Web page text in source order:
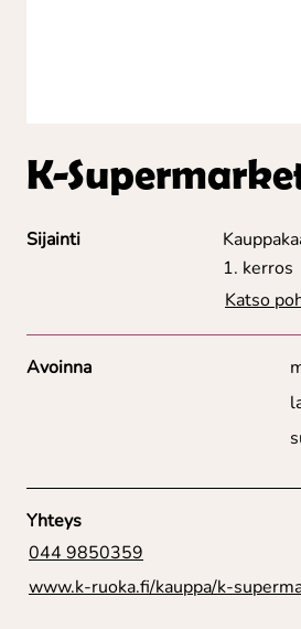
K-
Sijainti
1. kerros
Katso
Avoinna
Yhteys
044 9850359
www.k-ruoka.fi/kauppa/k-